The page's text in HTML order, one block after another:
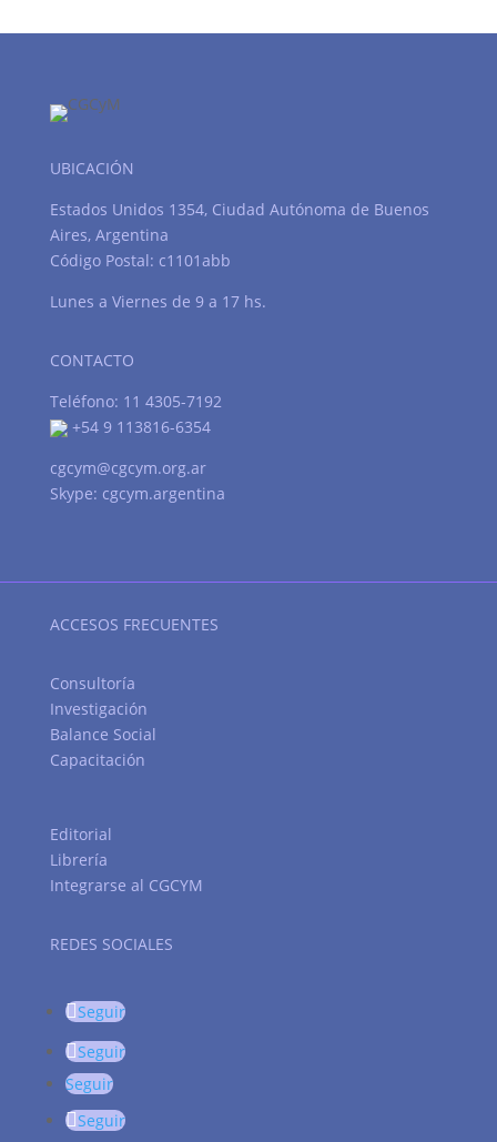
UBICACIÓN
Estados Unidos 1354, Ciudad Autónoma de Buenos
Aires, Argentina
Código Postal: c1101abb
Lunes a Viernes de 9 a 17 hs.
CONTACTO
Teléfono: 11 4305-7192
+54 9 113816-6354
cgcym@cgcym.org.ar
Skype: cgcym.argentina
ACCESOS FRECUENTES
Consultoría
Investigación
Balance Social
Capacitación
Editorial
Librería
Integrarse al CGCYM
REDES SOCIALES
Seguir
Seguir
Seguir
Seguir